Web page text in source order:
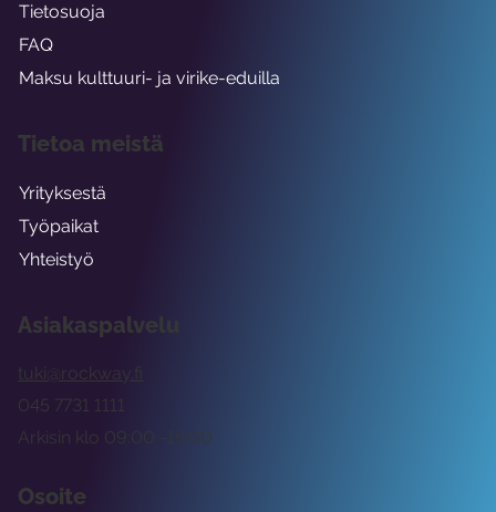
Asiakaspalvelu
tuki@rockway.fi
Arkisin klo 09:00 -15:00
045 7731 1111
Osoite
Tietosuoja
FAQ
Maksu kulttuuri- ja virike-eduilla
Tietoa meistä
Yrityksestä
Työpaikat
Yhteistyö